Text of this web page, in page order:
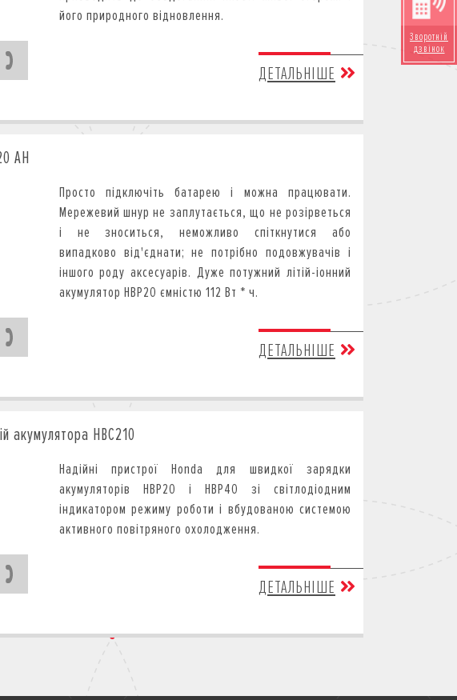
Зворотній
дзвінок
його природного відновлення.
ДЕТАЛЬНІШЕ
AH
Просто підключіть батарею і можна працювати.
Мережевий шнур не заплутається, що не розірветься
і не зноситься, неможливо спіткнутися або
випадково від'єднати; не потрібно подовжувачів і
іншого роду аксесуарів. Дуже потужний літій-іонний
акумулятор HBP20 ємністю 112 Вт * ч.
ДЕТАЛЬНІШЕ
акумулятора HBC210
Надійні пристрої Honda для швидкої зарядки
акумуляторів HBP20 і HBP40 зі світлодіодним
індикатором режиму роботи і вбудованою системою
активного повітряного охолодження.
ДЕТАЛЬНІШЕ